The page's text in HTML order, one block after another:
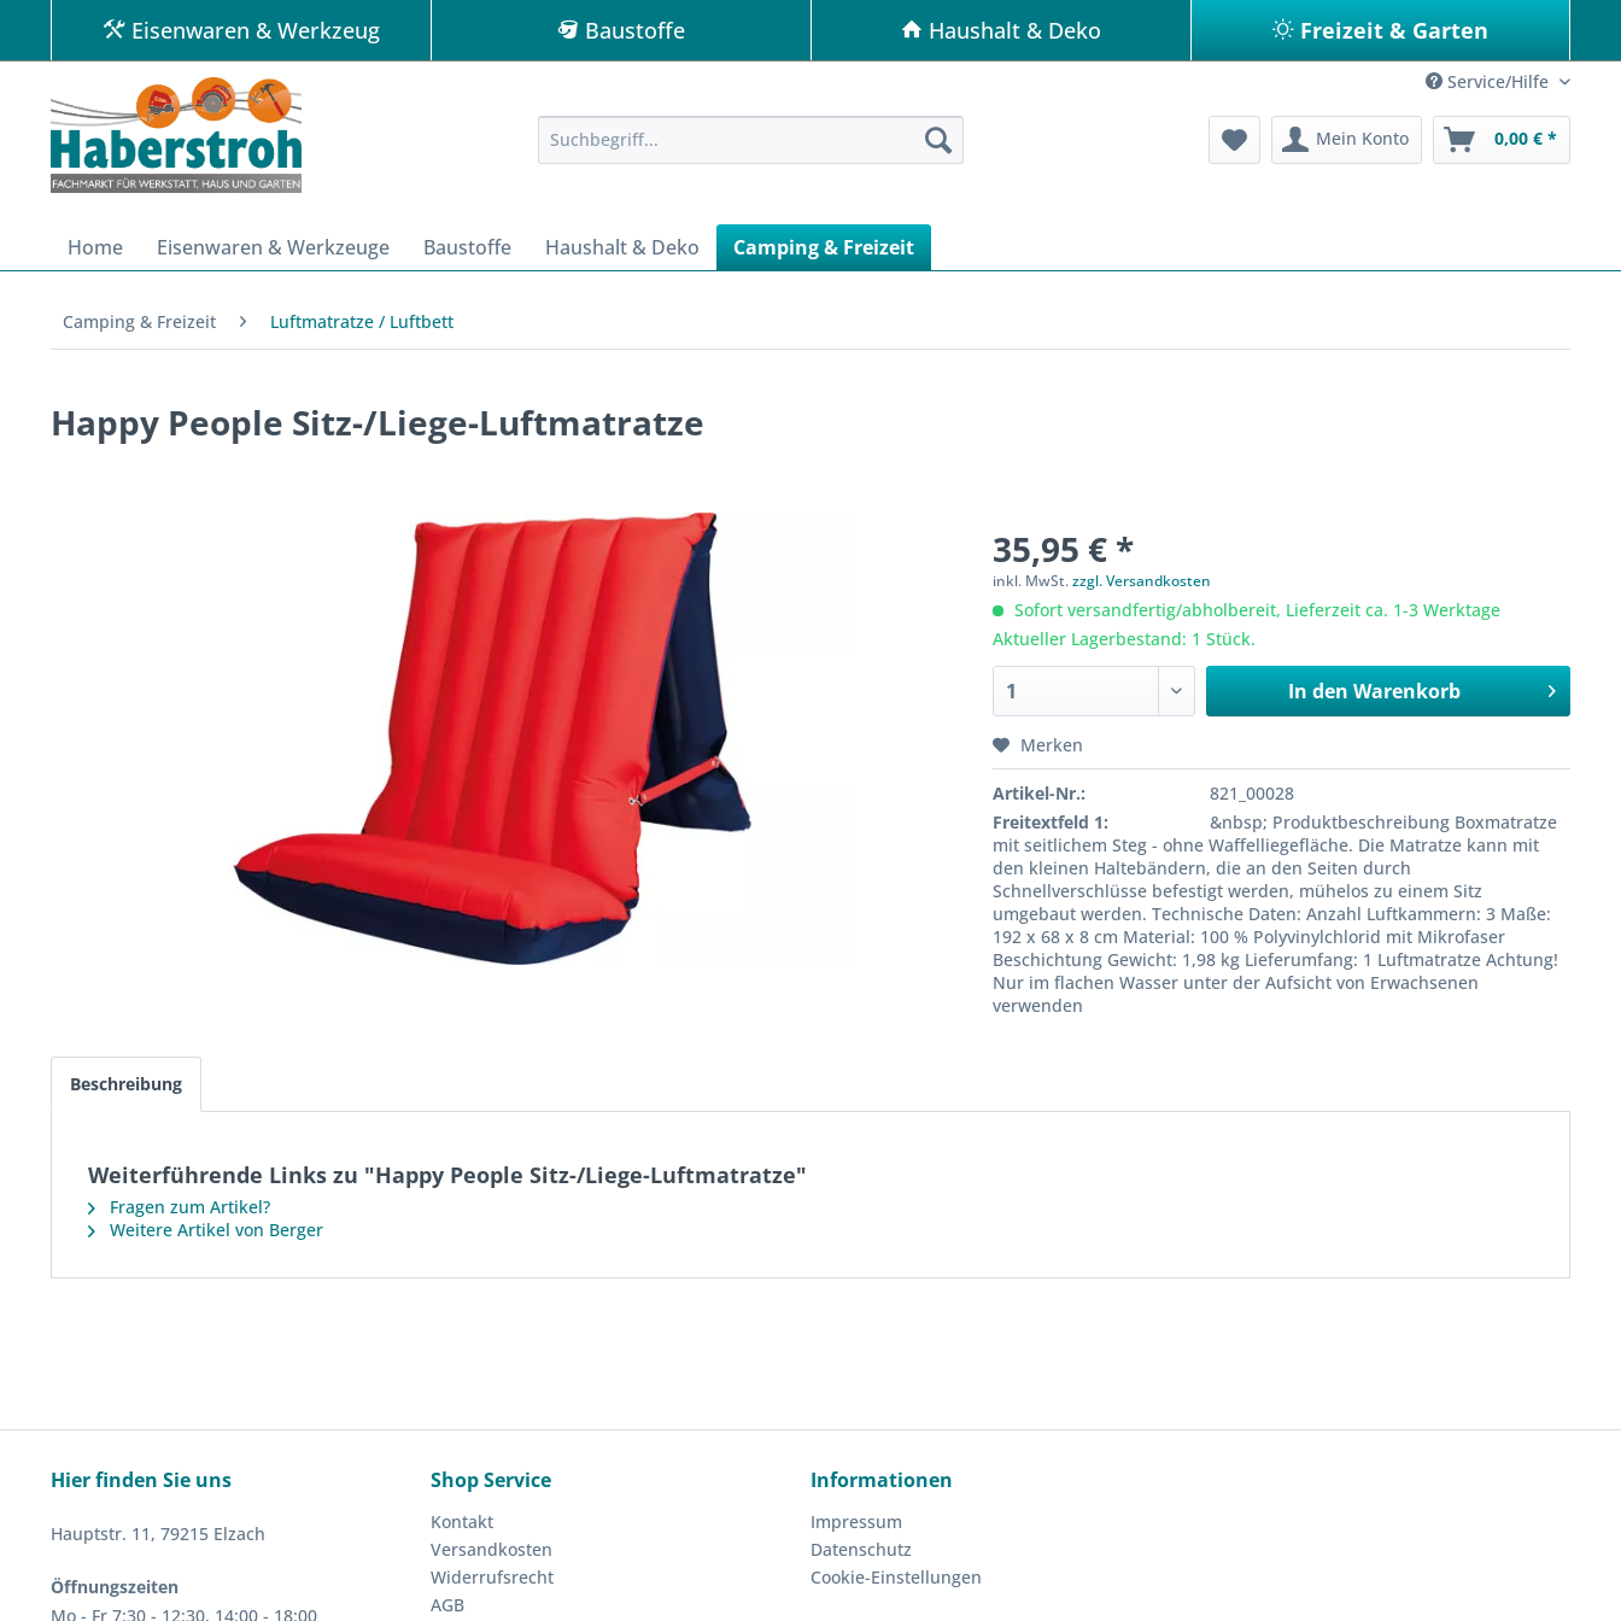
Eisenwaren & Werkzeug Baustoffe Haushalt & Deko Freizeit & Garten
Service/Hilfe
Mein Konto 0,00 € *
Home Eisenwaren & Werkzeuge Baustoffe Haushalt & Deko Camping & Freizeit
Camping & Freizeit Luftmatratze / Luftbett
Happy People Sitz-/Liege-Luftmatratze
35,95 € *
inkl. MwSt.zzgl. Versandkosten
Sofort versandfertig/abholbereit, Lieferzeit ca. 1-3 Werktage
Aktueller Lagerbestand: 1 Stück.
In den Warenkorb
Merken
Artikel-Nr.:
821_00028
Freitextfeld 1:
&nbsp; Produktbeschreibung Boxmatratze
mit seitlichem Steg - ohne Waffelliegefläche. Die Matratze kann mit
den kleinen Haltebändern, die an den Seiten durch
Schnellverschlüsse befestigt werden, mühelos zu einem Sitz
umgebaut werden. Technische Daten: Anzahl Luftkammern: 3 Maße:
192 x 68 x 8 cm Material: 100 % Polyvinylchlorid mit Mikrofaser
Beschichtung Gewicht: 1,98 kg Lieferumfang: 1 Luftmatratze Achtung!
Nur im flachen Wasser unter der Aufsicht von Erwachsenen
verwenden
Beschreibung
Weiterführende Links zu "Happy People Sitz-/Liege-Luftmatratze"
Fragen zum Artikel?
Weitere Artikel von Berger
Hier finden Sie uns
Hauptstr. 11, 79215 Elzach
Öffnungszeiten
Mo - Fr 7:30 - 12:30, 14:00 - 18:00
Shop Service
Kontakt
Versandkosten
Widerrufsrecht
AGB
Informationen
Impressum
Datenschutz
Cookie-Einstellungen